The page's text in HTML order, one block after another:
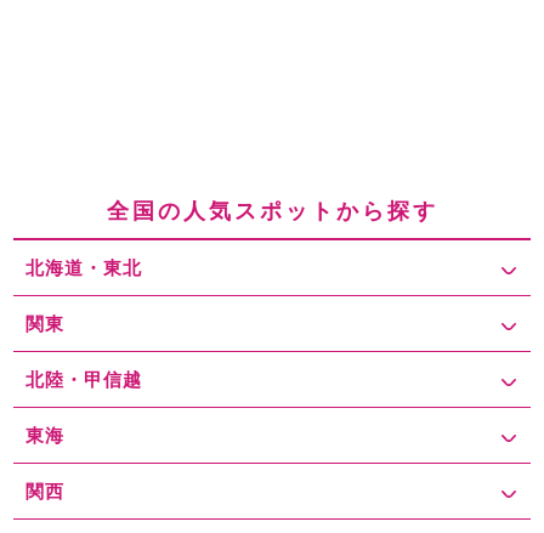
全国の人気スポットから探す
北海道・東北
関東
北陸・甲信越
東海
関西